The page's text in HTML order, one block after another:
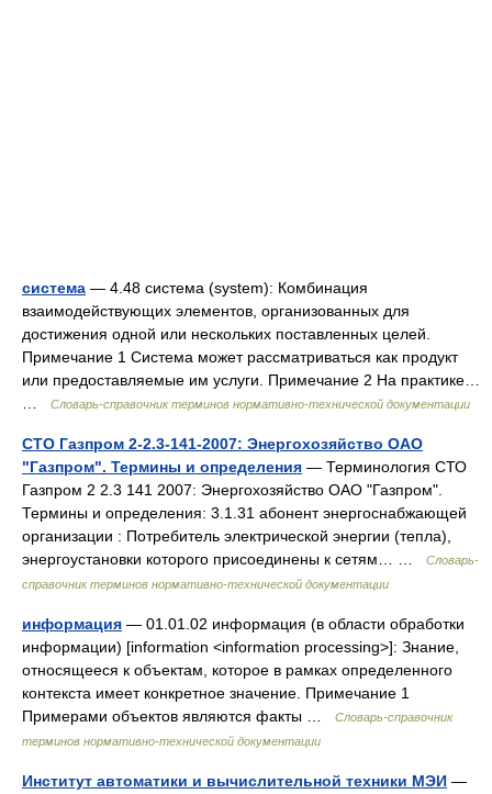
система — 4.48 система (system): Комбинация
взаимодействующих элементов, организованных для
достижения одной или нескольких поставленных целей.
Примечание 1 Система может рассматриваться как продукт
или предоставляемые им услуги. Примечание 2 На практике…
Словарь-справочник терминов нормативно-технической документации
СТО Газпром 2-2.3-141-2007: Энергохозяйство ОАО
"Газпром". Термины и определения — Терминология СТО
Газпром 2 2.3 141 2007: Энергохозяйство ОАО "Газпром".
Термины и определения: 3.1.31 абонент энергоснабжающей
организации : Потребитель электрической энергии (тепла),
энергоустановки которого присоединены к сетям… …
Словарь-
справочник терминов нормативно-технической документации
информация — 01.01.02 информация (в области обработки
информации) [information <information processing>]: Знание,
относящееся к объектам, которое в рамках определенного
контекста имеет конкретное значение. Примечание 1
Примерами объектов являются факты …
Словарь-справочник
терминов нормативно-технической документации
Институт автоматики и вычислительной техники МЭИ —